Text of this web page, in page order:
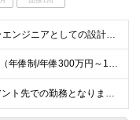
★学歴不問 ★インフラエンジニアとしての設計構築経験をお持ちの方(年数不問) ★アプリケーションの設計及び開発の経験をお持ちの方(年数不問) (例えばこのような方におススメ！) ◇ネットワークやサー
月収25万円～100万円（年俸制/年俸300万円～1200万円）＋業績・季節手当 ※年俸は、12分割です。 ※前職給与や経験・スキルなどを考慮し加給・優遇します。 ※各種手当込み、交通費および超過手
東京23区内のクライアント先での勤務となります。 ※経験やスキル、通勤時間などの希望を考慮の上、勤務地を決定します。 ≪本社≫ 東京都品川区東品川4-12-8 品川シーサイドイーストタワー15階